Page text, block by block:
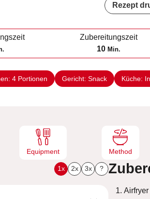
Rezept
Zubereitungszeit
10M
i
n
u
Min.
4 Portionen Gericht: Snack Küche:
Equipment Method
1x 2x 3x ?